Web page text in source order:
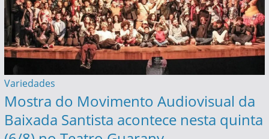
Variedades
Mostra do Movimento Audiovisual da
Baixada Santista acontece nesta quinta